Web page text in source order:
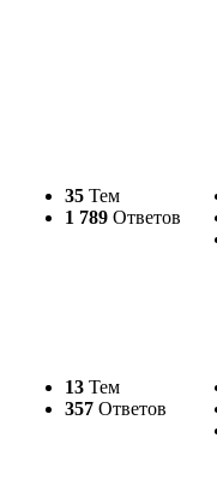
35 Тем
1 789 Ответов
13 Тем
357 Ответов